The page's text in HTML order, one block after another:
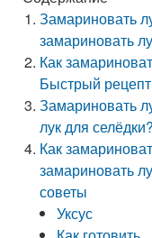
Замариновать
замариновать
Как
Быстрый
Замариновать
лук для селёдки?
Как
замариновать
советы
Уксус